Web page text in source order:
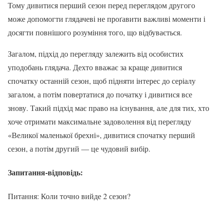
Тому дивитися перший сезон перед переглядом другого
може допомогти глядачеві не проґавити важливі моменти і
досягти повнішого розуміння того, що відбувається.
Загалом, підхід до перегляду залежить від особистих
уподобань глядача. Дехто вважає за краще дивитися
спочатку останній сезон, щоб підняти інтерес до серіалу
загалом, а потім повертатися до початку і дивитися все
знову. Такий підхід має право на існування, але для тих, хто
хоче отримати максимальне задоволення від перегляду
«Великої маленької брехні», дивитися спочатку перший
сезон, а потім другий — це чудовий вибір.
Запитання-відповідь:
Питання: Коли точно вийде 2 сезон?